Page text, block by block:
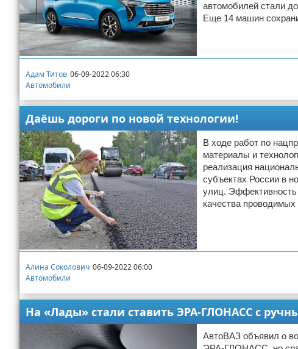
автомобилей стали
Еще 14 машин
Адам Титов 06-09-2022 06:30
Автомобили
Даёшь дороги по новой технологии!
В ходе работ по
материалы и
реализация
субъектах России в
улиц. Эффективность
качества проводимых
Алина Соколович 06-09-2022 06:00
Автомобили
На «Лады» стали ставить ЭРА-ГЛОНАСС с
АвтоВАЗ объявил о